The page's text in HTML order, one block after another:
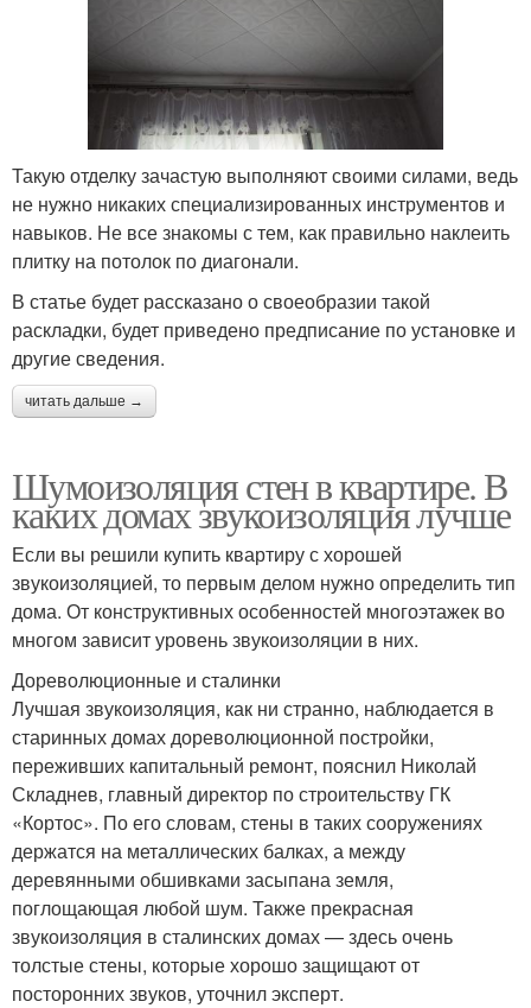
Такую отделку зачастую выполняют своими силами, ведь
не нужно никаких специализированных инструментов и
навыков. Не все знакомы с тем, как правильно наклеить
плитку на потолок по диагонали.
В статье будет рассказано о своеобразии такой
раскладки, будет приведено предписание по установке и
другие сведения.
читать дальше →
Шумоизоляция стен в квартире. В
каких домах звукоизоляция лучше
Если вы решили купить квартиру с хорошей
звукоизоляцией, то первым делом нужно определить тип
дома. От конструктивных особенностей многоэтажек во
многом зависит уровень звукоизоляции в них.
Дореволюционные и сталинки
Лучшая звукоизоляция, как ни странно, наблюдается в
старинных домах дореволюционной постройки,
переживших капитальный ремонт, пояснил Николай
Складнев, главный директор по строительству ГК
«Кортос». По его словам, стены в таких сооружениях
держатся на металлических балках, а между
деревянными обшивками засыпана земля,
поглощающая любой шум. Также прекрасная
звукоизоляция в сталинских домах — здесь очень
толстые стены, которые хорошо защищают от
посторонних звуков, уточнил эксперт.